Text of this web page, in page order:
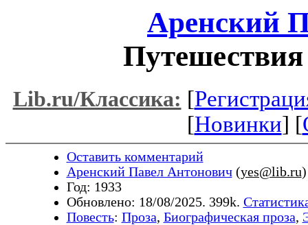
Аренский
Lib.ru/Классика: [
[Новинки] [
Оставить комментарий
Аренский Павел Антонович(yes@lib.ru)
Год: 1933
Обновлено: 18/08/2025. 399k.
Повесть: Проза, Биографическая проза,